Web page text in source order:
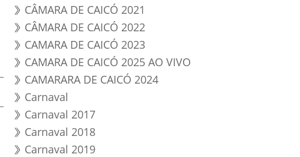
CÂMARA DE CAICÓ 2021
CÂMARA DE CAICÓ 2022
CAMARA DE CAICÓ 2023
CAMARA DE CAICÓ 2025 AO VIVO
CAMARARA DE CAICÓ 2024
Carnaval
Carnaval 2017
Carnaval 2018
Carnaval 2019